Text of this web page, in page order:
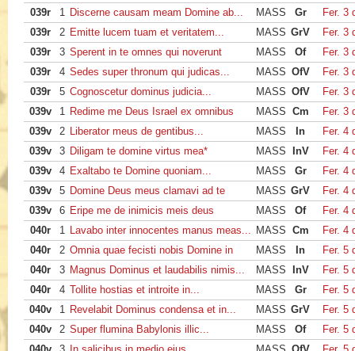
039r
1 Discerne causam meam Domine ab... MASS Gr
Fer. 3
039r
2 Emitte lucem tuam et veritatem... MASS GrV
Fer. 3
039r
3 Sperent in te omnes qui noverunt MASS Of
Fer. 3
039r
4 Sedes super thronum qui judicas... MASS OfV
Fer. 3
039r
5 Cognoscetur dominus judicia... MASS OfV
Fer. 3
039v
1 Redime me Deus Israel ex omnibus MASS Cm
Fer. 3
039v
2 Liberator meus de gentibus... MASS In
Fer. 4
039v
3 Diligam te domine virtus mea* MASS InV
Fer. 4
039v
4 Exaltabo te Domine quoniam... MASS Gr
Fer. 4
039v
5 Domine Deus meus clamavi ad te MASS GrV
Fer. 4
039v
6 Eripe me de inimicis meis deus MASS Of
Fer. 4
040r
1 Lavabo inter innocentes manus meas... MASS Cm
Fer. 4
040r
2 Omnia quae fecisti nobis Domine in MASS In
Fer. 5
040r
3 Magnus Dominus et laudabilis nimis... MASS InV
Fer. 5
040r
4 Tollite hostias et introite in... MASS Gr
Fer. 5
040v
1 Revelabit Dominus condensa et in... MASS GrV
Fer. 5
040v
2 Super flumina Babylonis illic... MASS Of
Fer. 5